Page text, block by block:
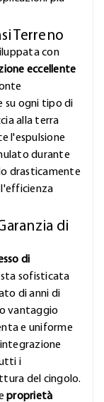
Terreno
con
eccellente
su ogni tipo di
alla terra
l'espulsione
durante
drasticamente
di
di
sofisticata
di anni di
vantaggio
e uniforme
i
del cingolo.
proprietà